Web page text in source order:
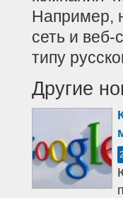
Например,
сеть и веб-
типу
Другие